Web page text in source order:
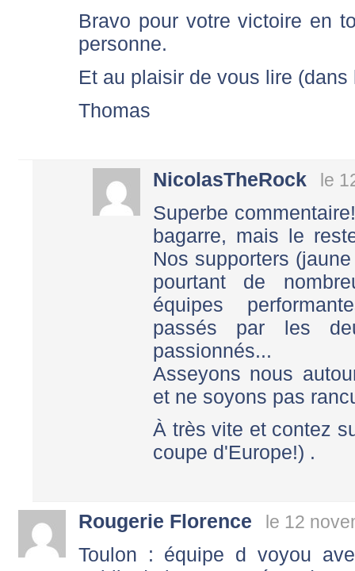
Bravo pour votre victoire en
personne.
Et au plaisir de vous lire
Thomas
NicolasTheRock le
Superbe
bagarre, mais le
Nos supporters
pourtant de
équipes
passés par les
passionnés...
Asseyons nous
et ne soyons pas
À très vite et contez
coupe d'Europe!) .
Rougerie Florence le 12
Toulon : équipe d voyou